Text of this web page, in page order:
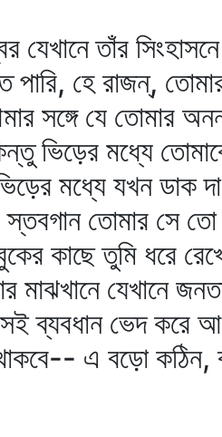
যেখানে তাঁর
পারি, হে রাজন্‌,
সঙ্গে যে তোমার
ভিড়ের মধ্যে
মধ্যে যখন ডাক
স্তবগান তোমার সে
কাছে তুমি ধরে
মাঝখানে যেখানে
ব্যবধান ভেদ করে
থাকবে-- এ বড়ো